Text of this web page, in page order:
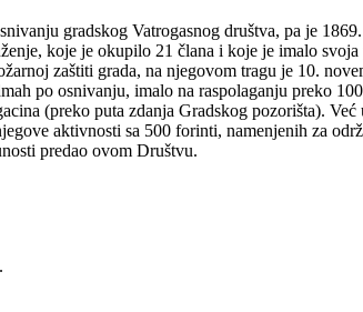
gradskog Vatrogasnog društva, pa je
koje je okupilo 21 člana i koje je imalo
zaštiti grada, na njegovom tragu je 10.
po osnivanju, imalo na raspolaganju preko
(preko puta zdanja Gradskog pozorišta).
aktivnosti sa 500 forinti, namenjenih za
predao ovom Društvu.